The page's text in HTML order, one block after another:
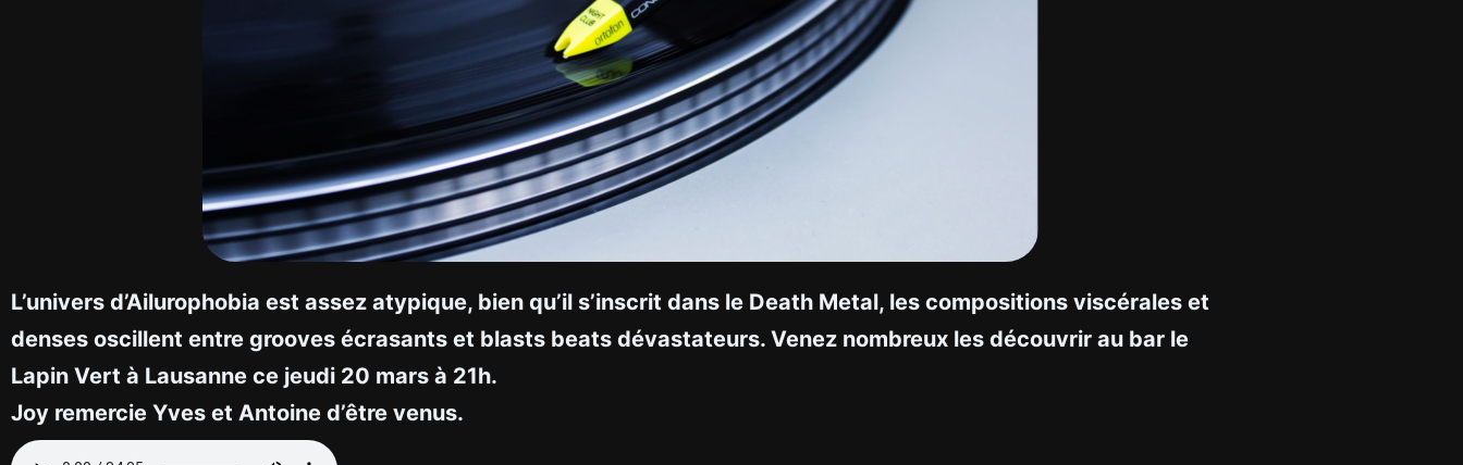
L’univers d’Ailurophobia est assez atypique, bien qu’il s’inscrit dans le Death Metal, les compositions viscérales et
denses oscillent entre grooves écrasants et blasts beats dévastateurs. Venez nombreux les découvrir au bar le
Lapin Vert à Lausanne ce jeudi 20 mars à 21h.
Joy remercie Yves et Antoine d’être venus.